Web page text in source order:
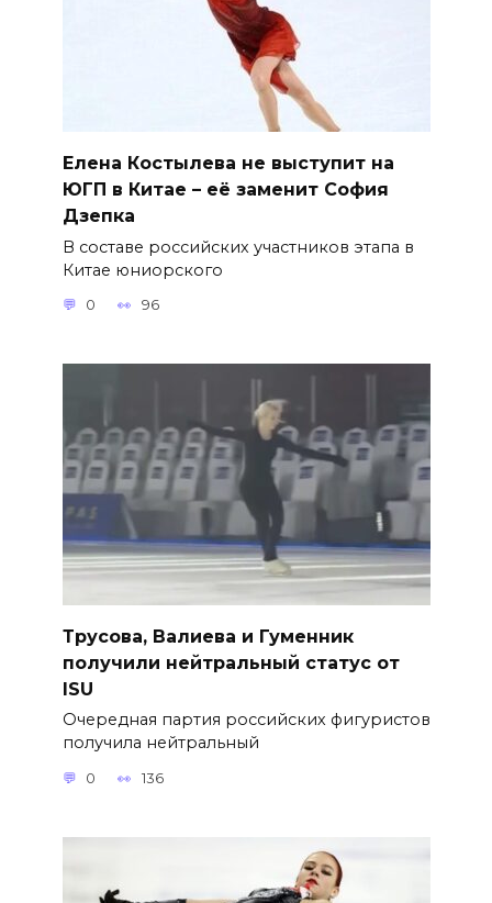
Елена Костылева не выступит на
ЮГП в Китае – её заменит София
Дзепка
В составе российских участников этапа в
Китае юниорского
0 96
Трусова, Валиева и Гуменник
получили нейтральный статус от
ISU
Очередная партия российских фигуристов
получила нейтральный
0 136